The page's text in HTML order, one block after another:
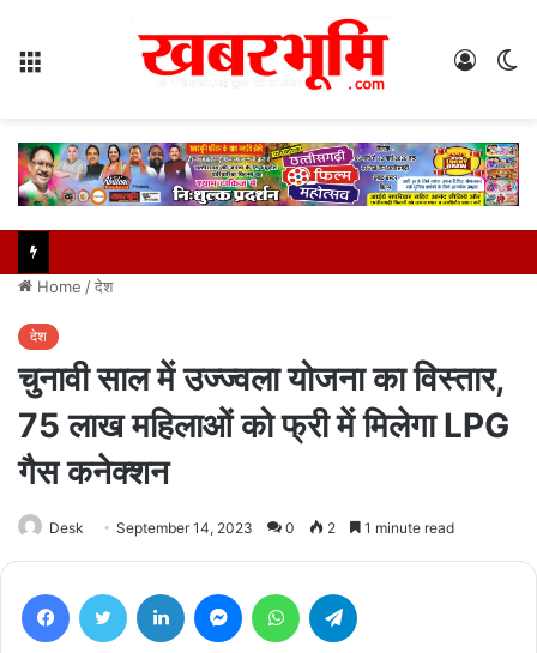
Log
Home /देश
देश
चुनावी साल में उज्ज्वला योजना का विस्तार,
75 लाख महिलाओं को फ्री में मिलेगा LPG
गैस कनेक्शन
Desk September 14, 2023 0 2 1 minute read
FacebookTwitter LinkedIn MessengerWhatsApp